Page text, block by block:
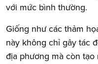
với mức bình thường.
Giống như các thảm
này không chỉ gây tác
địa phương mà còn